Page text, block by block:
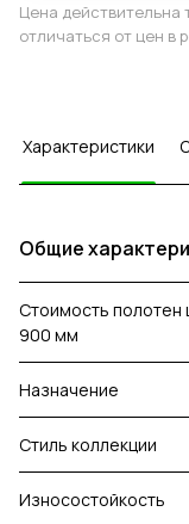
Цена действительна
отличаться от цен в
Характеристики
Общие
Стоимость полотен
900 мм
Назначение
Стиль коллекции
Износостойкость